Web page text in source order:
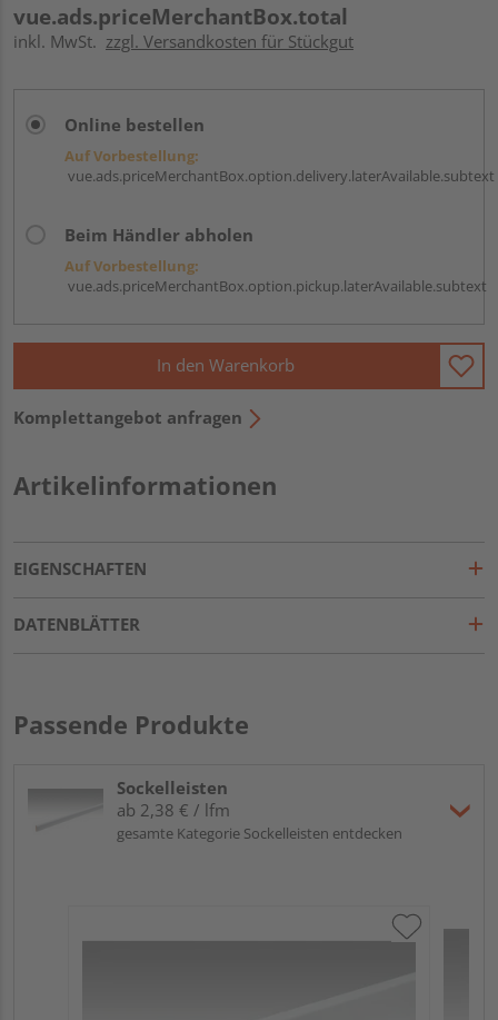
vue.ads.priceMerchantBox.total
inkl. MwSt. zzgl. Versandkosten für Stückgut
Online bestellen
Auf Vorbestellung:
vue.ads.priceMerchantBox.option.delivery.laterAvailable.subtext
Beim Händler abholen
Auf Vorbestellung:
vue.ads.priceMerchantBox.option.pickup.laterAvailable.subtext
In den Warenkorb
Komplettangebot anfragen
Artikelinformationen
EIGENSCHAFTEN
DATENBLÄTTER
Passende Produkte
Sockelleisten
ab 2,38 € / lfm
gesamte Kategorie Sockelleisten entdecken